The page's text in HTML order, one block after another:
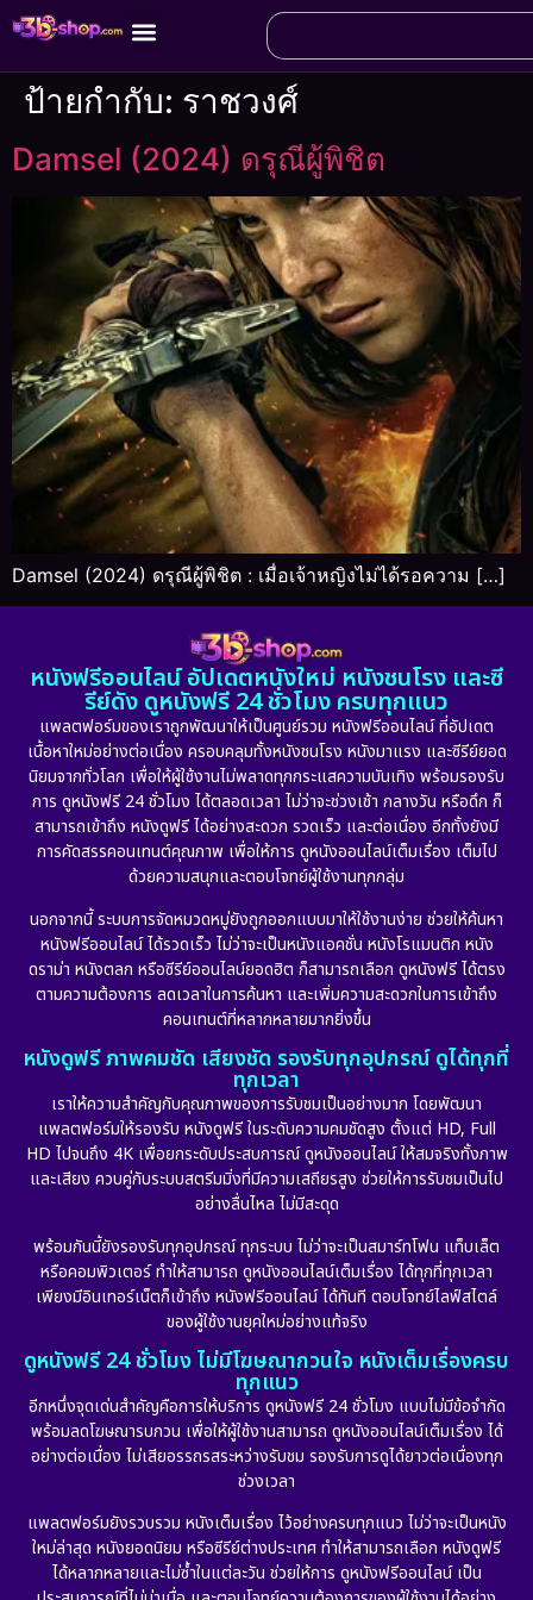
ป้ายกำกับ: ราชวงศ์
Damsel (2024) ดรุณีผู้พิชิต
Damsel (2024) ดรุณีผู้พิชิต : เมื่อเจ้าหญิงไม่ได้รอความ […]
หนังฟรีออนไลน์ อัปเดตหนังใหม่ หนังชนโรง และซี
รีย์ดัง ดูหนังฟรี 24 ชั่วโมง ครบทุกแนว
แพลตฟอร์มของเราถูกพัฒนาให้เป็นศูนย์รวม หนังฟรีออนไลน์ ที่อัปเดต
เนื้อหาใหม่อย่างต่อเนื่อง ครอบคลุมทั้งหนังชนโรง หนังมาแรง และซีรีย์ยอด
นิยมจากทั่วโลก เพื่อให้ผู้ใช้งานไม่พลาดทุกกระแสความบันเทิง พร้อมรองรับ
การ ดูหนังฟรี 24 ชั่วโมง ได้ตลอดเวลา ไม่ว่าจะช่วงเช้า กลางวัน หรือดึก ก็
สามารถเข้าถึง หนังดูฟรี ได้อย่างสะดวก รวดเร็ว และต่อเนื่อง อีกทั้งยังมี
การคัดสรรคอนเทนต์คุณภาพ เพื่อให้การ ดูหนังออนไลน์เต็มเรื่อง เต็มไป
ด้วยความสนุกและตอบโจทย์ผู้ใช้งานทุกกลุ่ม
นอกจากนี้ ระบบการจัดหมวดหมู่ยังถูกออกแบบมาให้ใช้งานง่าย ช่วยให้ค้นหา
หนังฟรีออนไลน์ ได้รวดเร็ว ไม่ว่าจะเป็นหนังแอคชั่น หนังโรแมนติก หนัง
ดราม่า หนังตลก หรือซีรีย์ออนไลน์ยอดฮิต ก็สามารถเลือก ดูหนังฟรี ได้ตรง
ตามความต้องการ ลดเวลาในการค้นหา และเพิ่มความสะดวกในการเข้าถึง
คอนเทนต์ที่หลากหลายมากยิ่งขึ้น
หนังดูฟรี ภาพคมชัด เสียงชัด รองรับทุกอุปกรณ์ ดูได้ทุกที่
ทุกเวลา
เราให้ความสำคัญกับคุณภาพของการรับชมเป็นอย่างมาก โดยพัฒนา
แพลตฟอร์มให้รองรับ หนังดูฟรี ในระดับความคมชัดสูง ตั้งแต่ HD, Full
HD ไปจนถึง 4K เพื่อยกระดับประสบการณ์ ดูหนังออนไลน์ ให้สมจริงทั้งภาพ
และเสียง ควบคู่กับระบบสตรีมมิ่งที่มีความเสถียรสูง ช่วยให้การรับชมเป็นไป
อย่างลื่นไหล ไม่มีสะดุด
พร้อมกันนี้ยังรองรับทุกอุปกรณ์ ทุกระบบ ไม่ว่าจะเป็นสมาร์ทโฟน แท็บเล็ต
หรือคอมพิวเตอร์ ทำให้สามารถ ดูหนังออนไลน์เต็มเรื่อง ได้ทุกที่ทุกเวลา
เพียงมีอินเทอร์เน็ตก็เข้าถึง หนังฟรีออนไลน์ ได้ทันที ตอบโจทย์ไลฟ์สไตล์
ของผู้ใช้งานยุคใหม่อย่างแท้จริง
ดูหนังฟรี 24 ชั่วโมง ไม่มีโฆษณากวนใจ หนังเต็มเรื่องครบ
ทุกแนว
อีกหนึ่งจุดเด่นสำคัญคือการให้บริการ ดูหนังฟรี 24 ชั่วโมง แบบไม่มีข้อจำกัด
พร้อมลดโฆษณารบกวน เพื่อให้ผู้ใช้งานสามารถ ดูหนังออนไลน์เต็มเรื่อง ได้
อย่างต่อเนื่อง ไม่เสียอรรถรสระหว่างรับชม รองรับการดูได้ยาวต่อเนื่องทุก
ช่วงเวลา
แพลตฟอร์มยังรวบรวม หนังเต็มเรื่อง ไว้อย่างครบทุกแนว ไม่ว่าจะเป็นหนัง
ใหม่ล่าสุด หนังยอดนิยม หรือซีรีย์ต่างประเทศ ทำให้สามารถเลือก หนังดูฟรี
ได้หลากหลายและไม่ซ้ำในแต่ละวัน ช่วยให้การ ดูหนังฟรีออนไลน์ เป็น